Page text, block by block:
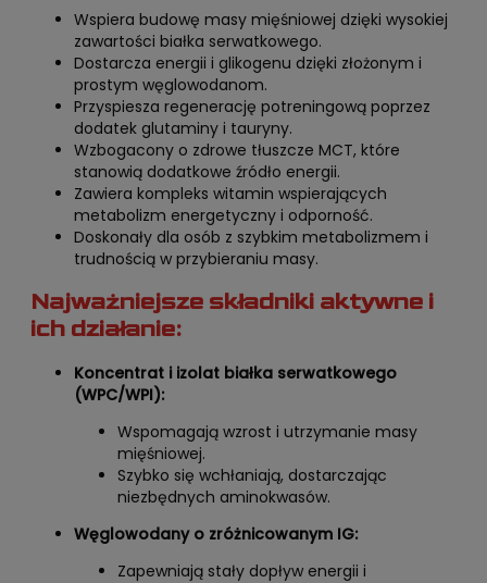
Wspiera budowę masy mięśniowej dzięki wysokiej
zawartości białka serwatkowego.
Dostarcza energii i glikogenu dzięki złożonym i
prostym węglowodanom.
Przyspiesza regenerację potreningową poprzez
dodatek glutaminy i tauryny.
Wzbogacony o zdrowe tłuszcze MCT, które
stanowią dodatkowe źródło energii.
Zawiera kompleks witamin wspierających
metabolizm energetyczny i odporność.
Doskonały dla osób z szybkim metabolizmem i
trudnością w przybieraniu masy.
Najważniejsze składniki aktywne i
ich działanie:
Koncentrat i izolat białka serwatkowego
(WPC/WPI):
Wspomagają wzrost i utrzymanie masy
mięśniowej.
Szybko się wchłaniają, dostarczając
niezbędnych aminokwasów.
Węglowodany o zróżnicowanym IG:
Zapewniają stały dopływ energii i